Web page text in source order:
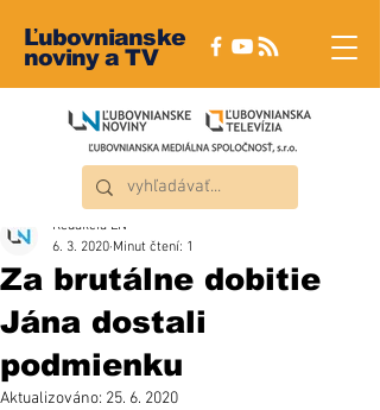
Ľubovnianske
noviny a TV
Za brutálne dobitie
Jána dostali
podmienku
Redakcia ĽN
6. 3. 2020 Minut čtení: 1
Aktualizováno: 25. 6. 2020